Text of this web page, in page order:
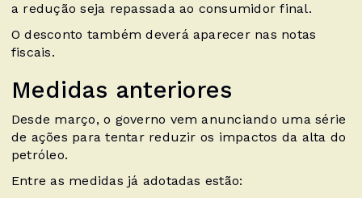
a redução seja repassada ao consumidor final.
O desconto também deverá aparecer nas notas
fiscais.
Medidas anteriores
Desde março, o governo vem anunciando uma série
de ações para tentar reduzir os impactos da alta do
petróleo.
Entre as medidas já adotadas estão: